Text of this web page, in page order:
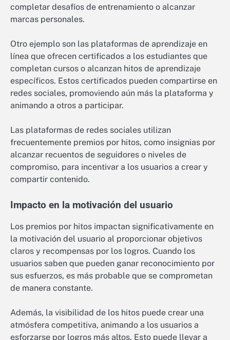
completar desafíos de entrenamiento o alcanzar
marcas personales.
Otro ejemplo son las plataformas de aprendizaje en
línea que ofrecen certificados a los estudiantes que
completan cursos o alcanzan hitos de aprendizaje
específicos. Estos certificados pueden compartirse en
redes sociales, promoviendo aún más la plataforma y
animando a otros a participar.
Las plataformas de redes sociales utilizan
frecuentemente premios por hitos, como insignias por
alcanzar recuentos de seguidores o niveles de
compromiso, para incentivar a los usuarios a crear y
compartir contenido.
Impacto en la motivación del usuario
Los premios por hitos impactan significativamente en
la motivación del usuario al proporcionar objetivos
claros y recompensas por los logros. Cuando los
usuarios saben que pueden ganar reconocimiento por
sus esfuerzos, es más probable que se comprometan
de manera constante.
Además, la visibilidad de los hitos puede crear una
atmósfera competitiva, animando a los usuarios a
esforzarse por logros más altos. Esto puede llevar a